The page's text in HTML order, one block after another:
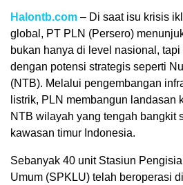
Halontb.com – Di saat isu krisis
global, PT PLN (Persero)
bukan hanya di level nasional,
dengan potensi strategis seperti
(NTB). Melalui pengembangan
listrik, PLN membangun landasan
NTB wilayah yang tengah bangkit
kawasan timur Indonesia.
Sebanyak 40 unit Stasiun
Umum (SPKLU) telah beroperasi